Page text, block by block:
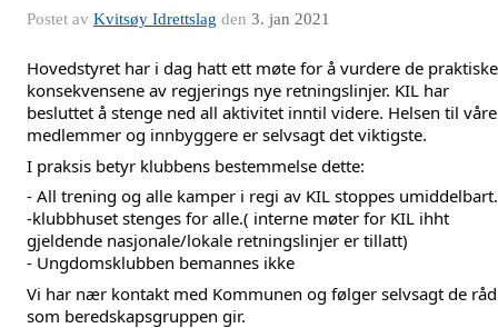
Postet av Kvitsøy Idrettslag den 3. jan 2021
Hovedstyret har i dag hatt ett møte for å vurdere de praktiske
konsekvensene av regjerings nye retningslinjer. KIL har
besluttet å stenge ned all aktivitet inntil videre. Helsen til våre
medlemmer og innbyggere er selvsagt det viktigste.
I praksis betyr klubbens bestemmelse dette:
- All trening og alle kamper i regi av KIL stoppes umiddelbart.
-klubbhuset stenges for alle.( interne møter for KIL ihht
gjeldende nasjonale/lokale retningslinjer er tillatt)
- Ungdomsklubben bemannes ikke
Vi har nær kontakt med Kommunen og følger selvsagt de råd
som beredskapsgruppen gir.